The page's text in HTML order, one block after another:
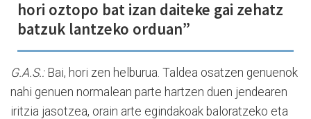
hori oztopo bat izan daiteke gai zehatz
batzuk lantzeko orduan”
G.A.S.:Bai, hori zen helburua. Taldea osatzen genuenok
nahi genuen normalean parte hartzen duen jendearen
iritzia jasotzea, orain arte egindakoak baloratzeko eta